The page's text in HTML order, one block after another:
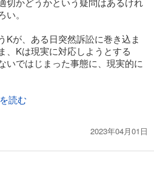
。
Kが、ある日突然訴訟に巻き込ま
、Kは現実に対応しようとする
いではじまった事態に、現実的に
読む
2023年04月01日